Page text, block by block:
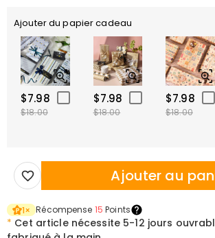
Ajouter du papier cadeau
$7.98
$18.00
$7.98
$18.00
$7.98
$18.00
Ajouter au
1× Récompense 15 Points
* Cet article nécessite 5-12 jours